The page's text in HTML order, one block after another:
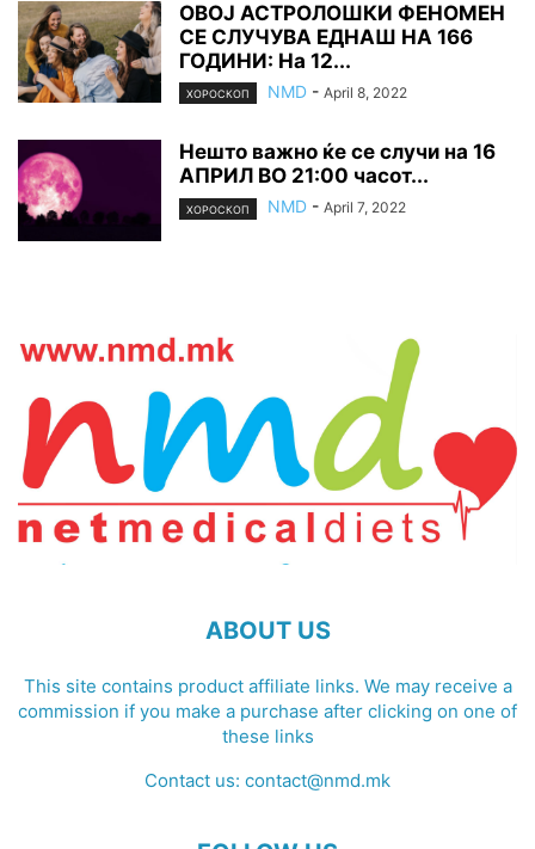
ОВОЈ АСТРОЛОШКИ ФЕНОМЕН
СЕ СЛУЧУВА ЕДНАШ НА 166
ГОДИНИ: На 12...
ХОРОСКОП NMD - April 8, 2022
Нешто важно ќе се случи на 16
АПРИЛ ВО 21:00 часот...
ХОРОСКОП NMD - April 7, 2022
ABOUT US
This site contains product affiliate links. We may receive a
commission if you make a purchase after clicking on one of
these links
Contact us: contact@nmd.mk